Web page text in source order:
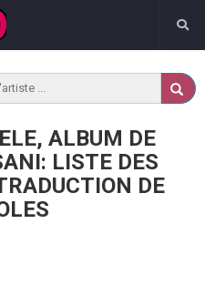
ALBUM DE
LISTE DES
DE